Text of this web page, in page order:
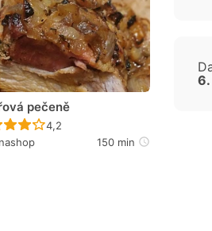
pečeně
Recept ještě nebyl hodnocen
4,2
150 min
6.